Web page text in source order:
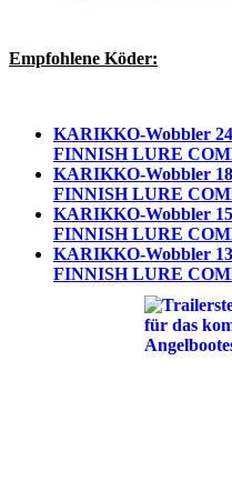
Empfohlene Köder:
KARIKKO-Wobbler
FINNISH LURE
KARIKKO-Wobbler
FINNISH LURE
KARIKKO-Wobbler
FINNISH LURE
KARIKKO-Wobbler
FINNISH LURE